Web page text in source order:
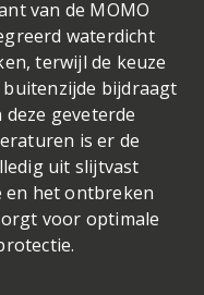
van de MOMO
waterdicht
terwijl de keuze
buitenzijde bijdraagt
geveterde
is er de
uit slijtvast
en het ontbreken
voor optimale